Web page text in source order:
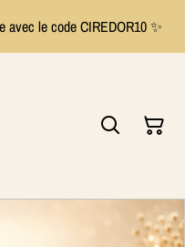
avec le code CIREDOR10 ✨